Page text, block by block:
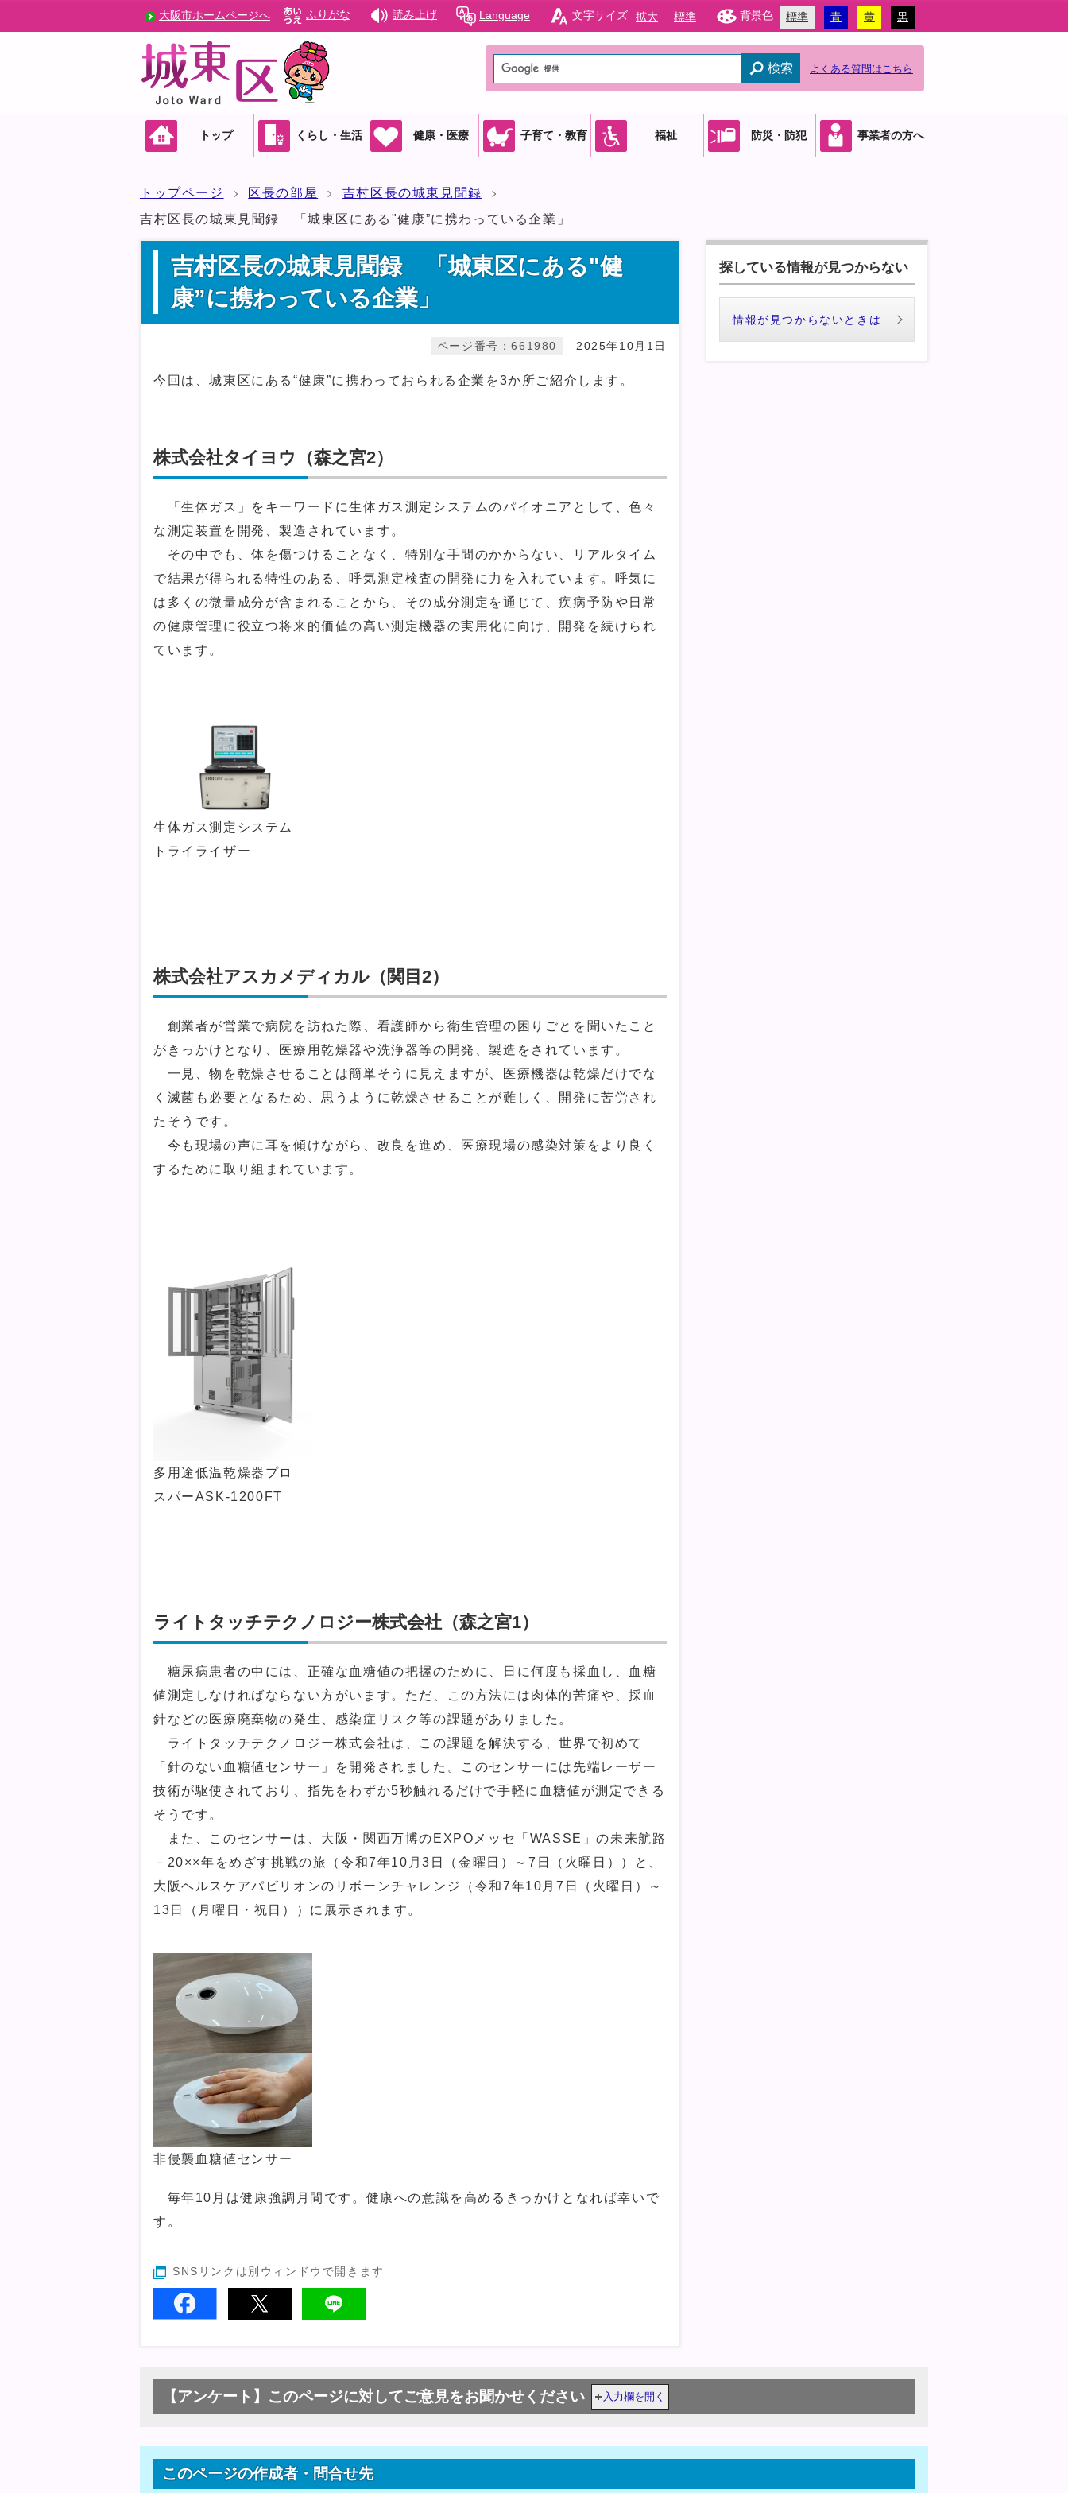
大阪市ホームページへ ふりがな 読み上げ Language 文字サイズ 拡大 標準 背景色 標準 青 黄 黒
検索 よくある質問はこちら
トップ くらし・生活 健康・医療 子育て・教育 福祉 防災・防犯 事業者の方へ
トップページ 区長の部屋
吉村区長の城東見聞録
吉村区長の城東見聞録 「城東区にある"健康”に携わっている企業」
吉村区長の城東見聞録 「城東区にある"健
康”に携わっている企業」
2025年10月1日
ページ番号：661980
今回は、城東区にある“健康”に携わっておられる企業を3か所ご紹介します。
株式会社タイヨウ（森之宮2）
「生体ガス」をキーワードに生体ガス測定システムのパイオニアとして、色々
な測定装置を開発、製造されています。
その中でも、体を傷つけることなく、特別な手間のかからない、リアルタイム
で結果が得られる特性のある、呼気測定検査の開発に力を入れています。呼気に
は多くの微量成分が含まれることから、その成分測定を通じて、疾病予防や日常
の健康管理に役立つ将来的価値の高い測定機器の実用化に向け、開発を続けられ
ています。
生体ガス測定システム
トライライザー
株式会社アスカメディカル（関目2）
創業者が営業で病院を訪ねた際、看護師から衛生管理の困りごとを聞いたこと
がきっかけとなり、医療用乾燥器や洗浄器等の開発、製造をされています。
一見、物を乾燥させることは簡単そうに見えますが、医療機器は乾燥だけでな
く滅菌も必要となるため、思うように乾燥させることが難しく、開発に苦労され
たそうです。
今も現場の声に耳を傾けながら、改良を進め、医療現場の感染対策をより良く
するために取り組まれています。
多用途低温乾燥器プロ
スパーASK-1200FT
ライトタッチテクノロジー株式会社（森之宮1）
糖尿病患者の中には、正確な血糖値の把握のために、日に何度も採血し、血糖
値測定しなければならない方がいます。ただ、この方法には肉体的苦痛や、採血
針などの医療廃棄物の発生、感染症リスク等の課題がありました。
ライトタッチテクノロジー株式会社は、この課題を解決する、世界で初めて
「針のない血糖値センサー」を開発されました。このセンサーには先端レーザー
技術が駆使されており、指先をわずか5秒触れるだけで手軽に血糖値が測定できる
そうです。
また、このセンサーは、大阪・関西万博のEXPOメッセ「WASSE」の未来航路
－20××年をめざす挑戦の旅（令和7年10月3日（金曜日）～7日（火曜日））と、
大阪ヘルスケアパビリオンのリボーンチャレンジ（令和7年10月7日（火曜日）～
13日（月曜日・祝日））に展示されます。
非侵襲血糖値センサー
毎年10月は健康強調月間です。健康への意識を高めるきっかけとなれば幸いで
す。
SNSリンクは別ウィンドウで開きます
探している情報が見つからない
情報が見つからないときは
【アンケート】このページに対してご意見をお聞かせください 入力欄を開く
このページの作成者・問合せ先